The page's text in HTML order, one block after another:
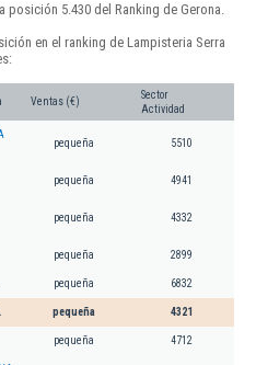
posición 5.430 del Ranking de Gerona.
en el ranking de Lampisteria Serra
Ventas (€)
Sector
Actividad
pequeña 5510
pequeña 4941
pequeña 4332
pequeña 2899
pequeña 6832
pequeña 4321
pequeña 4712